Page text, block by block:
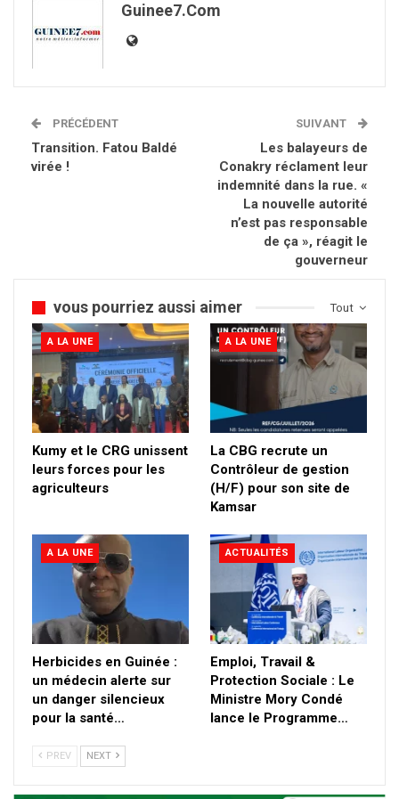
Guinee7.com
PRÉCÉDENT
Transition. Fatou Baldé
virée !
SUIVANT
Les balayeurs de
Conakry réclament leur
indemnité dans la rue. «
La nouvelle autorité
n’est pas responsable
de ça », réagit le
gouverneur
Tout
vous pourriez aussi aimer
A LA UNE
Kumy et le CRG unissent
leurs forces pour les
agriculteurs
A LA UNE
La CBG recrute un
Contrôleur de gestion
(H/F) pour son site de
Kamsar
A LA UNE
Herbicides en Guinée :
un médecin alerte sur
un danger silencieux
pour la santé…
ACTUALITÉS
Emploi, Travail &
Protection Sociale : Le
Ministre Mory Condé
lance le Programme…
PREV NEXT